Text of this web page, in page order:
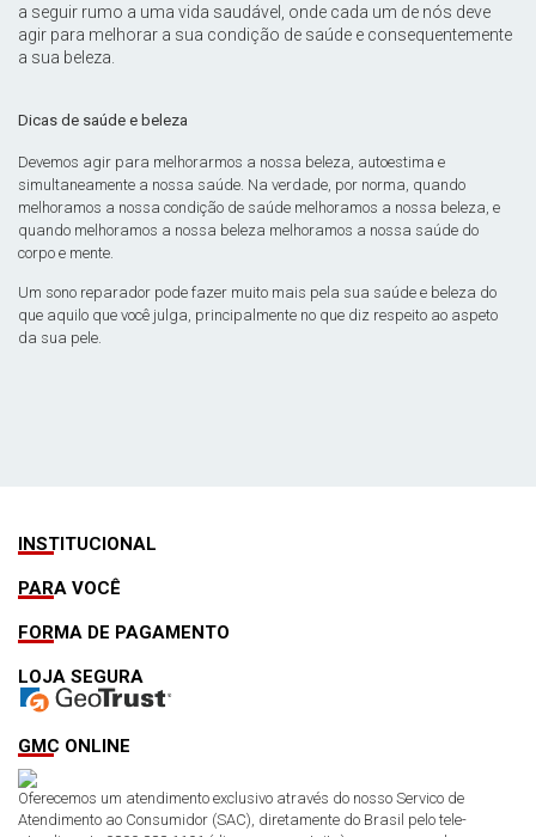
a seguir rumo a uma vida saudável, onde cada um de nós deve
agir para melhorar a sua condição de saúde e consequentemente
a sua beleza.
Dicas de saúde e beleza
Devemos agir para melhorarmos a nossa beleza, autoestima e
simultaneamente a nossa saúde. Na verdade, por norma, quando
melhoramos a nossa condição de saúde melhoramos a nossa beleza, e
quando melhoramos a nossa beleza melhoramos a nossa saúde do
corpo e mente.
Um sono reparador pode fazer muito mais pela sua saúde e beleza do
que aquilo que você julga, principalmente no que diz respeito ao aspeto
da sua pele.
INSTITUCIONAL
PARA VOCÊ
FORMA DE PAGAMENTO
LOJA SEGURA
GMC ONLINE
Oferecemos um atendimento exclusivo através do nosso Servico de
Atendimento ao Consumidor (SAC), diretamente do Brasil pelo tele-